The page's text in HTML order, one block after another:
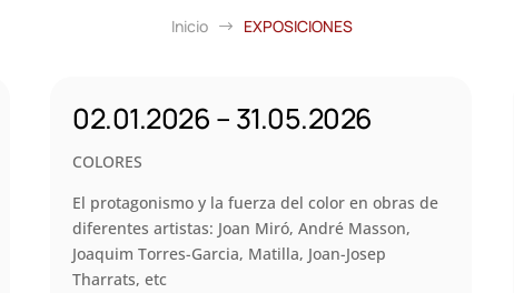
Inicio $ EXPOSICIONES
02.01.2026 – 31.05.2026
COLORES
El protagonismo y la fuerza del color en obras de
diferentes artistas: Joan Miró, André Masson,
Joaquim Torres-Garcia, Matilla, Joan-Josep
Tharrats, etc